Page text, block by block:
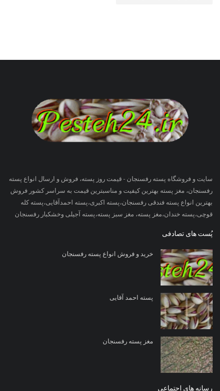
سایت و فروشگاه پسته رفسنجان - قیمت روز پسته، فروش و ارسال انواع پسته
رفسنجان، مغز پسته بهترین کیفیت و مناسبترین قیمت به سراسر کشور فروش
بهترین انواع پسته فندقی رفسنجان،پسته اکبری،پسته احمدآقایی،پسته کله
قوچی،پسته خندان،مغز پسته، مغز سبز پسته،پسته آجیلی وخشکبار رفسنجان
پُست های تصادفی
خرید و فروش انواع پسته رفسنجان
پسته احمد آقایی
مغز پسته رفسنجان
رسانه های اجتماعی